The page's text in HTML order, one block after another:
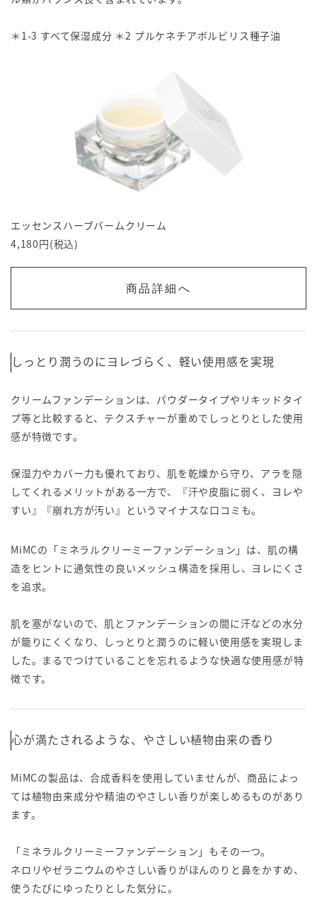
＊1-3 すべて保湿成分 ＊2 プルケネチアボルビリス種子油
エッセンスハーブバームクリーム
4,180円(税込)
商品詳細へ
しっとり潤うのにヨレづらく、軽い使用感を実現
クリームファンデーションは、パウダータイプやリキッドタイ
プ等と比較すると、テクスチャーが重めでしっとりとした使用
感が特徴です。
保湿力やカバー力も優れており、肌を乾燥から守り、アラを隠
してくれるメリットがある一方で、『汗や皮脂に弱く、ヨレや
すい』『崩れ方が汚い』というマイナスな口コミも。
MiMCの「ミネラルクリーミーファンデーション」は、肌の構
造をヒントに通気性の良いメッシュ構造を採用し、ヨレにくさ
を追求。
肌を塞がないので、肌とファンデーションの間に汗などの水分
が籠りにくくなり、しっとりと潤うのに軽い使用感を実現しま
した。まるでつけていることを忘れるような快適な使用感が特
徴です。
心が満たされるような、やさしい植物由来の香り
MiMCの製品は、合成香料を使用していませんが、商品によっ
ては植物由来成分や精油のやさしい香りが楽しめるものがあり
ます。
「ミネラルクリーミーファンデーション」もその一つ。
ネロリやゼラニウムのやさしい香りがほんのりと鼻をかすめ、
使うたびにゆったりとした気分に。